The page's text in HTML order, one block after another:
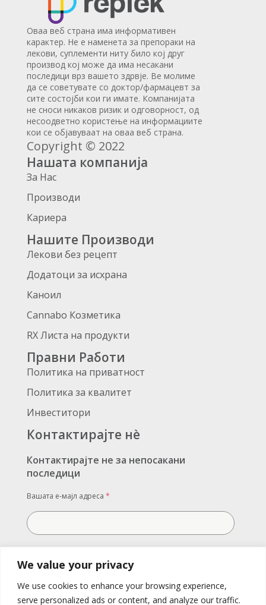
We value your privacy
We use cookies to enhance your browsing experience,
serve personalized ads or content, and analyze our traffic.
Оваа веб страна има информативен
карактер. Не е наменета за препораки на
лекови, суплементи ниту било кој друг
производ кој може да има несакани
последици врз вашето здрвје. Ве молиме
да се советувате со доктор/фармацевт за
сите состојби кои ги имате. Компанијата
не сноси никаков ризик и одговорност, од
несоодветно користење на информациите
кои се објавуваат на оваа веб страна.
Copyright © 2022
Нашата компанија
За Нас
Производи
Кариера
Нашите Производи
Лекови без рецепт
Додатоци за исхрана
Каноил
Cannabo Козметика
RX Листа на продукти
Правни Работи
Политика на приватност
Политика за квалитет
Инвеститори
Контактирајте нè
Контактирајте не за непосакани
последици
Вашата е-мајл адреса *